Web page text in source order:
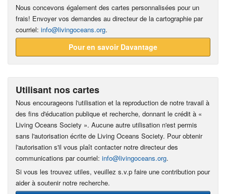
Nous concevons également des cartes personnalisées pour un
frais! Envoyer vos demandes au directeur de la cartographie par
courriel: info@livingoceans.org.
Pour en savoir Davantage
Utilisant nos cartes
Nous encourageons l'utilisation et la reproduction de notre travail à
des fins d'éducation publique et recherche, donnant le crédit à «
Living Oceans Society ». Aucune autre utilisation n'est permis
sans l'autorisation écrite de Living Oceans Society. Pour obtenir
l'autorisation s'il vous plaît contacter notre directeur des
communications par courriel: info@livingoceans.org.
Si vous les trouvez utiles, veuillez s.v.p faire une contribution pour
aider à soutenir notre recherche.